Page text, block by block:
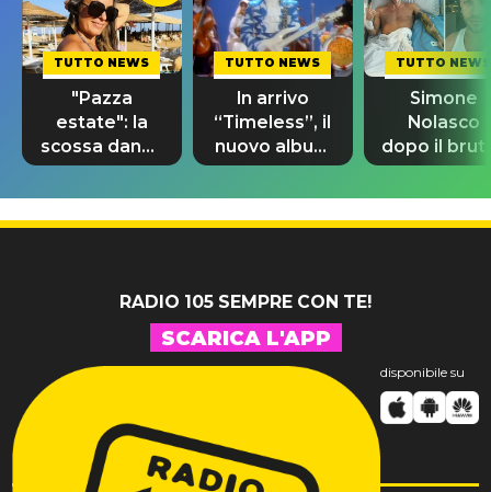
TUTTO NEWS
"Pazza
estate": la
scossa dance
di Sara
Tommasi
TUTTO NEWS
In arrivo
“Timeless”, il
nuovo album
di Prince con
10 brani
inediti
TUTTO NEWS
Simone
Nolasco
dopo il
incidente:
"Sono così
grato alla
RADIO 105 SEMPRE CON TE!
SCARICA L'APP
disponibile su